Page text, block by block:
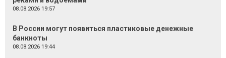
08.08.2026 19:57
В России могут появиться пластиковые денежные
банкноты
08.08.2026 19:44